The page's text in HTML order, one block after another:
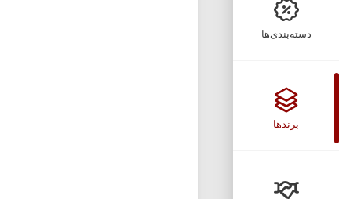
دسته‌بندی‌ها
برندها